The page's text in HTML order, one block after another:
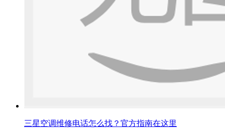
三星空调维修电话怎么找？官方指南在这里